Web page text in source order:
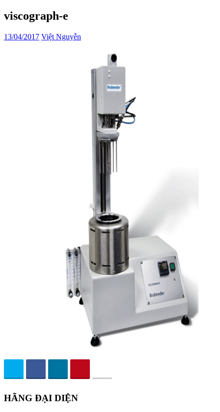
viscograph-e
13/04/2017 Việt Nguyễn
HÃNG ĐẠI DIỆN